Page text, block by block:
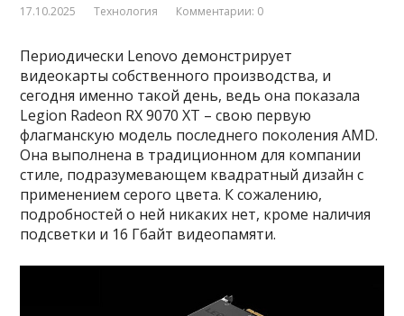
17.10.2025 Технология Комментарии: 0
Периодически Lenovo демонстрирует
видеокарты собственного производства, и
сегодня именно такой день, ведь она показала
Legion Radeon RX 9070 XT – свою первую
флагманскую модель последнего поколения AMD.
Она выполнена в традиционном для компании
стиле, подразумевающем квадратный дизайн с
применением серого цвета. К сожалению,
подробностей о ней никаких нет, кроме наличия
подсветки и 16 Гбайт видеопамяти.